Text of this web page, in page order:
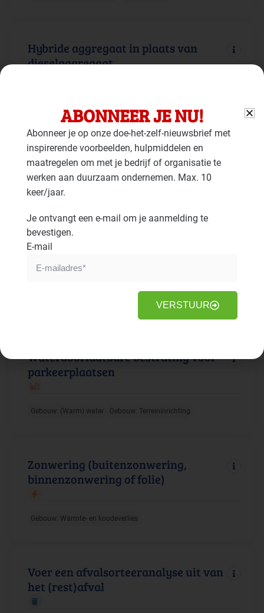
Hybride aggregaat in plaats van
dieselaggregaat
Aggregaten op alternatieve
brandstoffen
Batterij voor elektriciteitsopslag
Faciliteiten: Elektrische apparatuur
Waterdoorlaatbare bestrating voor
parkeerplaatsen
Gebouw: (Warm) water Gebouw: Terreininrichting
Zonwering (buitenzonwering,
binnenzonwering of folie)
Gebouw: Warmte- en koudeverlies
Voer een afvalsorteeranalyse uit van
het (rest)afval
ABONNEER JE NU!
Abonneer je op onze doe-het-zelf-nieuwsbrief met
inspirerende voorbeelden, hulpmiddelen en
maatregelen om met je bedrijf of organisatie te
werken aan duurzaam ondernemen. Max. 10
keer/jaar.
Je ontvangt een e-mail om je aanmelding te
bevestigen.
E-mail
VERSTUUR